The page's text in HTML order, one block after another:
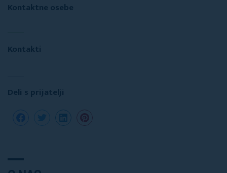
Kontaktne osebe
Kontakti
Deli s prijatelji